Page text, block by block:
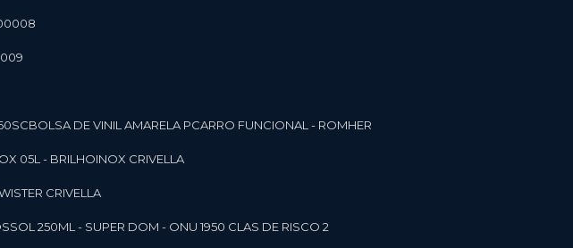
BOLSA DE VINIL AMARELA PCARRO FUNCIONAL - ROMHER
05L - BRILHOINOX CRIVELLA
CRIVELLA
250ML - SUPER DOM - ONU 1950 CLAS DE RISCO 2